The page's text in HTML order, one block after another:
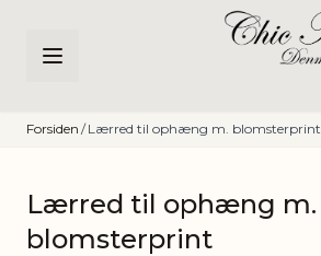
Forsiden / Lærred til ophæng m. blomsterprint
Lærred til ophæng m.
blomsterprint